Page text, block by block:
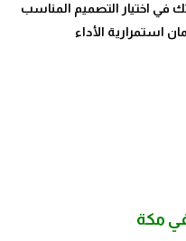
في اختيار التصميم المناسب
استمرارية الأداء
في مكة